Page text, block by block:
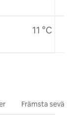
11 °C
Främsta